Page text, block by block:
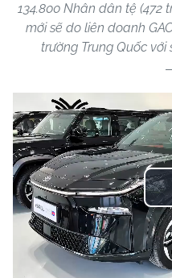
134.800 Nhân dân tệ (472
mới sẽ do liên doanh
trường Trung Quốc với